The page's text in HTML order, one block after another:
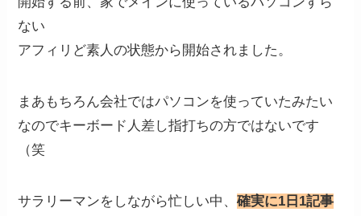
ない
アフィリど素人の状態から開始されました。
まあもちろん会社ではパソコンを使っていたみたい
なのでキーボード人差し指打ちの方ではないです
（笑
サラリーマンをしながら忙しい中、確実に1日1記事